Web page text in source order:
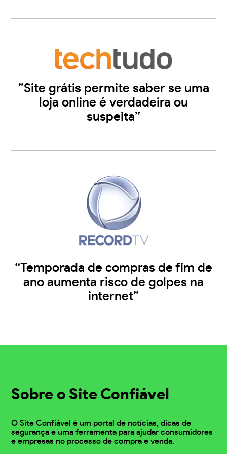
”Site grátis permite saber se uma
loja online é verdadeira ou
suspeita”
“Temporada de compras de fim de
ano aumenta risco de golpes na
internet”
Sobre o Site Confiável
O Site Confiável é um portal de notícias, dicas de
segurança e uma ferramenta para ajudar consumidores
e empresas no processo de compra e venda.